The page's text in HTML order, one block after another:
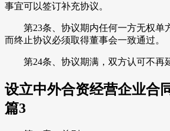
事宜可以签订补充协议。
第23条、协议期内任何一方无权单
而终止协议必须取得董事会一致通过。
第24条、协议期满，双方认可不再
设立中外合资经营企业合
篇3